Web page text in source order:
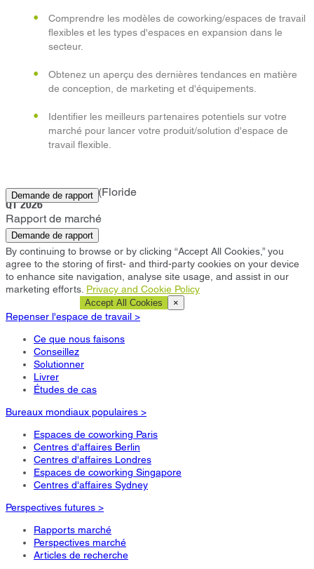
Comprendre les modèles de coworking/espaces de travail
flexibles et les types d'espaces en expansion dans le
secteur.
Obtenez un aperçu des dernières tendances en matière
de conception, de marketing et d'équipements.
Identifier les meilleurs partenaires potentiels sur votre
marché pour lancer votre produit/solution d'espace de
travail flexible.
Demande de rapport
Saint-Pétersbourg (Floride
Q1 2026
Rapport de marché
Demande de rapport
By continuing to browse or by clicking “Accept All Cookies,” you
agree to the storing of first- and third-party cookies on your device
to enhance site navigation, analyse site usage, and assist in our
marketing efforts. Privacy and Cookie Policy
Accept All Cookies ×
Repenser l'espace de travail >
Ce que nous faisons
Conseillez
Solutionner
Livrer
Études de cas
Bureaux mondiaux populaires >
Espaces de coworking Paris
Centres d'affaires Berlin
Centres d'affaires Londres
Espaces de coworking Singapore
Centres d'affaires Sydney
Perspectives futures >
Rapports marché
Perspectives marché
Articles de recherche